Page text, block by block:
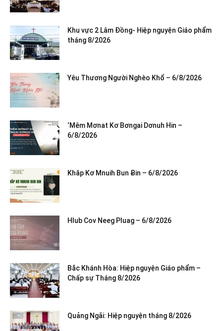
Khu vực 2 Lâm Đồng- Hiệp nguyện Giáo phẩm
tháng 8/2026
Yêu Thương Người Nghèo Khổ – 6/8/2026
‘Mêm Mơnat Kơ Bơngai Dơnuh Hin –
6/8/2026
Khăp Kơ Mnuih Bun Ƀin – 6/8/2026
Hlub Cov Neeg Pluag – 6/8/2026
Bắc Khánh Hòa: Hiệp nguyện Giáo phẩm –
Chấp sự Tháng 8/2026
Quảng Ngãi: Hiệp nguyện tháng 8/2026